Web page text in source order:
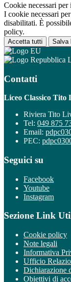
Cookie necessari
I cookie necessari
disabilitati. È
policy.
Accetta tutti Salva
Contatti
Liceo Classico Tito
Riviera Tito
Tel: 049 875
Email:
PEC:
Seguici su
Facebook
Youtube
Instagram
Sezione Link
Cookie policy
Note legali
Informativa
Ufficio
Dichiarazione
Obiettivi di